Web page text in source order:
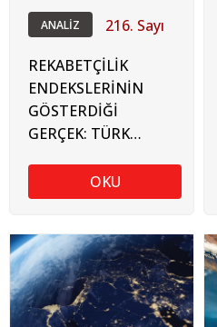
ANALİZ 216. Sayı
REKABETÇİLİK
ENDEKSLERİNİN
GÖSTERDİĞİ
GERÇEK: TÜRK
ÖNÜNDEKİ
GÖRÜNMEZ
GÜMRÜK SÜREÇLERİ
OKU